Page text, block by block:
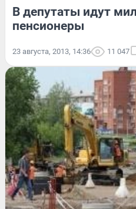
В депутаты идут
пенсионеры
23 августа, 2013, 14:36 11 047